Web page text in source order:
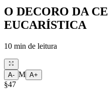
O DECORO DA
EUCARÍSTICA
10 min de leitura
A- M A+
§47